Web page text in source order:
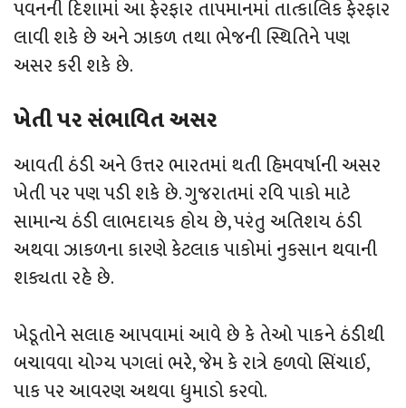
પવનની દિશામાં આ ફેરફાર તાપમાનમાં તાત્કાલિક ફેરફાર
લાવી શકે છે અને ઝાકળ તથા ભેજની સ્થિતિને પણ
અસર કરી શકે છે.
ખેતી પર સંભાવિત અસર
આવતી ઠંડી અને ઉત્તર ભારતમાં થતી હિમવર્ષાની અસર
ખેતી પર પણ પડી શકે છે. ગુજરાતમાં રવિ પાકો માટે
સામાન્ય ઠંડી લાભદાયક હોય છે, પરંતુ અતિશય ઠંડી
અથવા ઝાકળના કારણે કેટલાક પાકોમાં નુકસાન થવાની
શક્યતા રહે છે.
ખેડૂતોને સલાહ આપવામાં આવે છે કે તેઓ પાકને ઠંડીથી
બચાવવા યોગ્ય પગલાં ભરે, જેમ કે રાત્રે હળવો સિંચાઈ,
પાક પર આવરણ અથવા ધુમાડો કરવો.